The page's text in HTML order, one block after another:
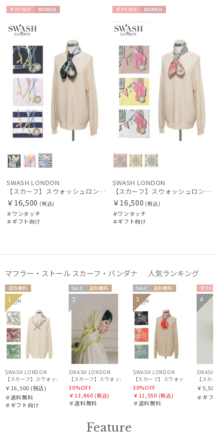
絞り込み
レディース メンズ
カテゴリー
ブランド
傘機能
その他
カラー
価格・割引率
在庫表示
販売状況
入荷状況
価格の高い
順
価格の低い
順
人気順
売上点数順
お気に入り
向け
N
SWASH LONDON
【スカーフ】スウォッシュロンドン (SWASH LONDON) Oceanic Odyssey 68*68 シルク 日本製
￥16,500 (税込)
＃ワンタッチ
＃ギフト向け
向け
N
SWASH LONDON
【スカーフ】スウォッシュロンドン (SWASH LONDON) Ferris Flight 68*68 シルク 日本製
￥16,500 (税込)
＃ワンタッチ
＃ギフト向け
マフラー・ストール スカーフ・バンダナ 人気ランキング
送料無
料
ギフト
向け
WOME
N
1
SWASH LONDON
【スカーフ】スウォッシュロンドン (SWASH LONDON) Canopy シルクスカーフ
￥16,500 (税込)
＃送料無料
＃ギフト向け
セー
ル
送料無
WOME
N
2
SWASH LONDON
30%OFF
￥13,860 (税込)
＃送料無料
セー
ル
送料無
WOME
N
3
SWASH LONDON
30%OFF
￥11,550 (税込)
＃送料無料
ギフト
向け
N
4
SWASH
【スカ
￥5,500
＃ギフ
Feature